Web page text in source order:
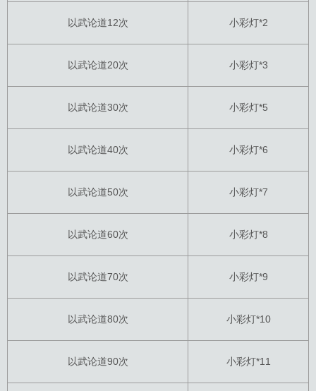
以武论道12次 小彩灯*2
以武论道20次 小彩灯*3
以武论道30次 小彩灯*5
以武论道40次 小彩灯*6
以武论道50次 小彩灯*7
以武论道60次 小彩灯*8
以武论道70次 小彩灯*9
以武论道80次 小彩灯*10
以武论道90次 小彩灯*11